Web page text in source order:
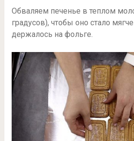
Обваляем печенье в теплом
градусов), чтобы оно стало
держалось на фольге.